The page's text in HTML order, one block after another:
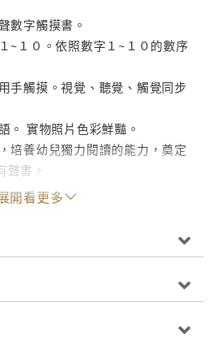
數字觸摸書。
~１０。依照數字１~１０的數序
手觸摸。視覺、聽覺、觸覺同步
實物照片色彩鮮豔。
培養幼兒獨力閱讀的能力，奠定
聲書。
開看更多